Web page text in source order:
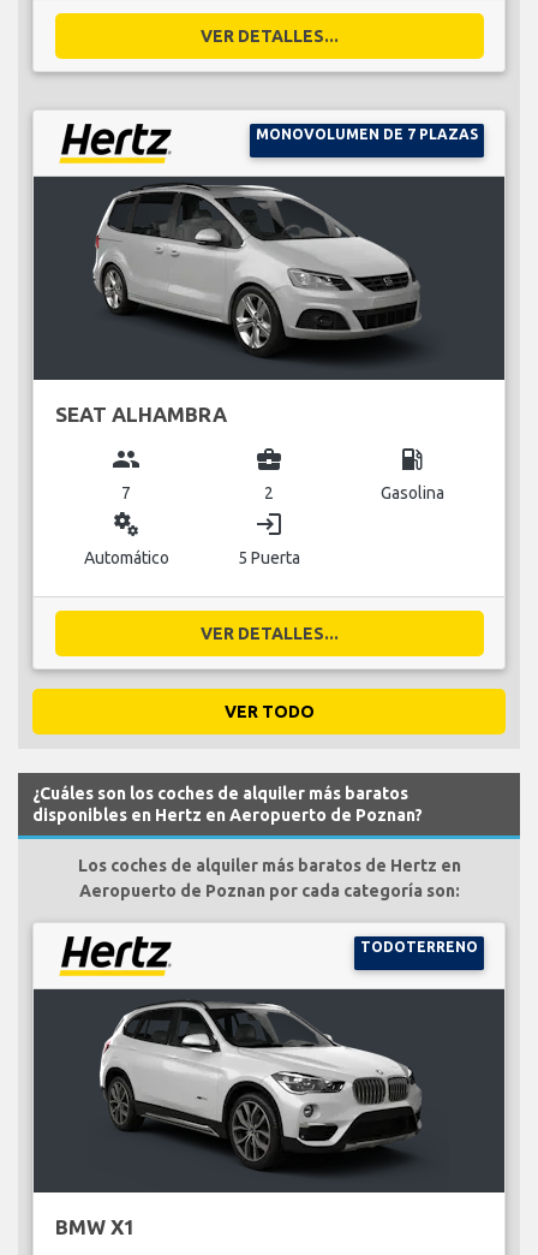
VER DETALLES...
MONOVOLUMEN DE 7 PLAZAS
SEAT ALHAMBRA
group
7
business_center
2
local_gas_station
Gasolina
miscellaneous_services
Automático
login
5 Puerta
VER DETALLES...
VER TODO
¿Cuáles son los coches de alquiler más baratos
disponibles en Hertz en Aeropuerto de Poznan?
Los coches de alquiler más baratos de Hertz en
Aeropuerto de Poznan por cada categoría son:
TODOTERRENO
BMW X1